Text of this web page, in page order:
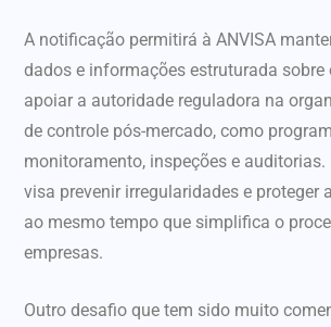
A notificação permitirá à ANVISA
dados e informações estruturada sobre
apoiar a autoridade reguladora na
de controle pós-mercado, como
monitoramento, inspeções e auditorias.
visa prevenir irregularidades e proteger
ao mesmo tempo que simplifica o
empresas.
Outro desafio que tem sido muito